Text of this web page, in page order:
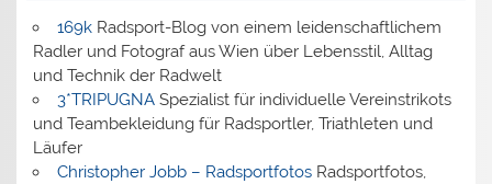
169kRadsport-Blog von einem leidenschaftlichem
Radler und Fotograf aus Wien über Lebensstil, Alltag
und Technik der Radwelt
3*TRIPUGNASpezialist für individuelle Vereinstrikots
und Teambekleidung für Radsportler, Triathleten und
Läufer
Christopher Jobb – RadsportfotosRadsportfotos,